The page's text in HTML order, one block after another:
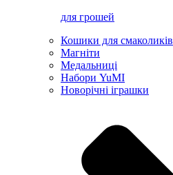
для грошей
Кошики для смаколиків
Магніти
Медальниці
Набори YuMI
Новорічні іграшки